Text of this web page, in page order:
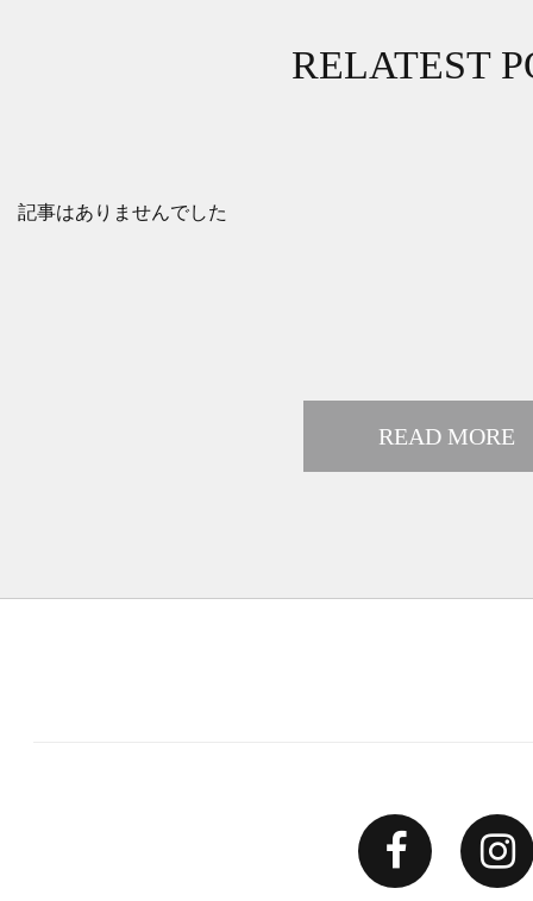
RELATEST
記事はありませんでした
READ MORE